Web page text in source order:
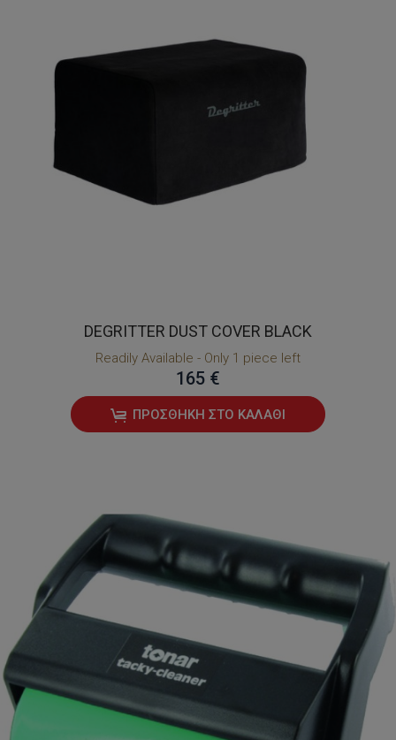
DEGRITTER DUST COVER BLACK
Readily Available - Only 1 piece left
165 €
ΠΡΟΣΘΉΚΗ ΣΤΟ ΚΑΛΆΘΙ